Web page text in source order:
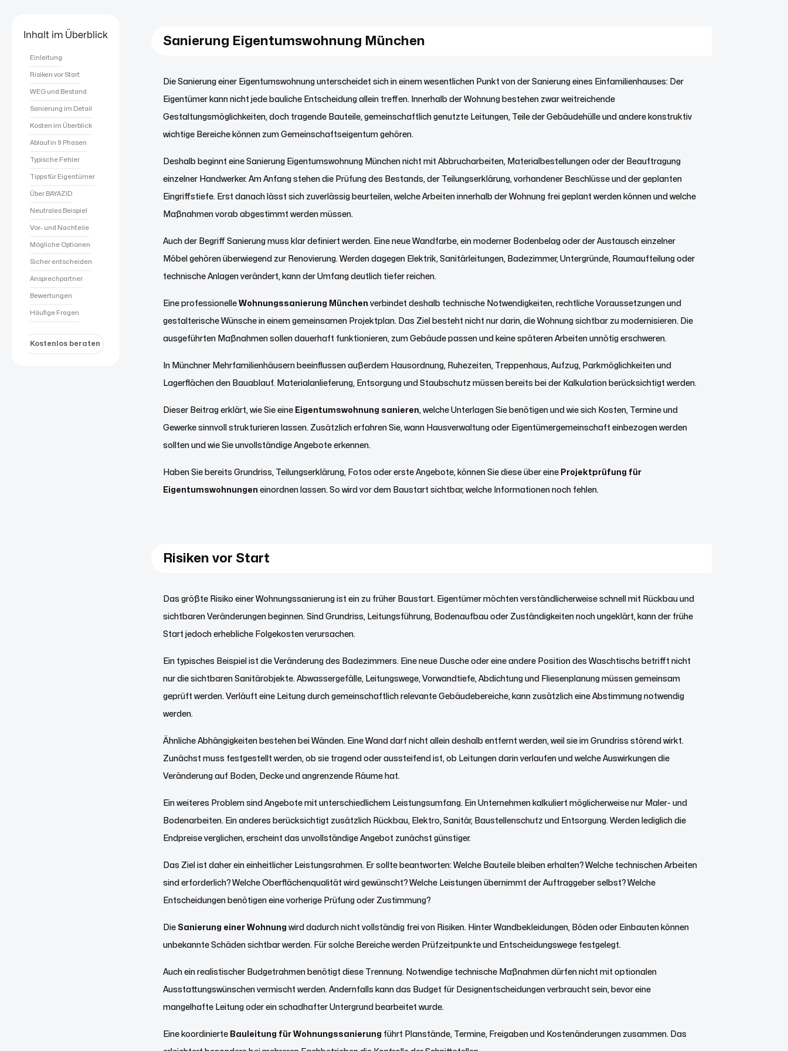
Inhalt im Überblick
Einleitung
Risiken vor Start
WEG und Bestand
Sanierung im Detail
Kosten im Überblick
Ablauf in 9 Phasen
Typische Fehler
Tipps für Eigentümer
Über BAYAZID
Neutrales Beispiel
Vor- und Nachteile
Mögliche Optionen
Sicher entscheiden
Ansprechpartner
Bewertungen
Häufige Fragen
Kostenlos beraten
Sanierung Eigentumswohnung München
Die Sanierung einer Eigentumswohnung unterscheidet sich in einem wesentlichen Punkt von der Sanierung eines Einfamilienhauses: Der
Eigentümer kann nicht jede bauliche Entscheidung allein treffen. Innerhalb der Wohnung bestehen zwar weitreichende
Gestaltungsmöglichkeiten, doch tragende Bauteile, gemeinschaftlich genutzte Leitungen, Teile der Gebäudehülle und andere konstruktiv
wichtige Bereiche können zum Gemeinschaftseigentum gehören.
Deshalb beginnt eine Sanierung Eigentumswohnung München nicht mit Abbrucharbeiten, Materialbestellungen oder der Beauftragung
einzelner Handwerker. Am Anfang stehen die Prüfung des Bestands, der Teilungserklärung, vorhandener Beschlüsse und der geplanten
Eingriffstiefe. Erst danach lässt sich zuverlässig beurteilen, welche Arbeiten innerhalb der Wohnung frei geplant werden können und welche
Maßnahmen vorab abgestimmt werden müssen.
Auch der Begriff Sanierung muss klar definiert werden. Eine neue Wandfarbe, ein moderner Bodenbelag oder der Austausch einzelner
Möbel gehören überwiegend zur Renovierung. Werden dagegen Elektrik, Sanitärleitungen, Badezimmer, Untergründe, Raumaufteilung oder
technische Anlagen verändert, kann der Umfang deutlich tiefer reichen.
Eine professionelle Wohnungssanierung München verbindet deshalb technische Notwendigkeiten, rechtliche Voraussetzungen und
gestalterische Wünsche in einem gemeinsamen Projektplan. Das Ziel besteht nicht nur darin, die Wohnung sichtbar zu modernisieren. Die
ausgeführten Maßnahmen sollen dauerhaft funktionieren, zum Gebäude passen und keine späteren Arbeiten unnötig erschweren.
In Münchner Mehrfamilienhäusern beeinflussen außerdem Hausordnung, Ruhezeiten, Treppenhaus, Aufzug, Parkmöglichkeiten und
Lagerflächen den Bauablauf. Materialanlieferung, Entsorgung und Staubschutz müssen bereits bei der Kalkulation berücksichtigt werden.
Dieser Beitrag erklärt, wie Sie eine Eigentumswohnung sanieren, welche Unterlagen Sie benötigen und wie sich Kosten, Termine und
Gewerke sinnvoll strukturieren lassen. Zusätzlich erfahren Sie, wann Hausverwaltung oder Eigentümergemeinschaft einbezogen werden
sollten und wie Sie unvollständige Angebote erkennen.
Haben Sie bereits Grundriss, Teilungserklärung, Fotos oder erste Angebote, können Sie diese über eine Projektprüfung für
Eigentumswohnungen einordnen lassen. So wird vor dem Baustart sichtbar, welche Informationen noch fehlen.
Risiken vor Start
Das größte Risiko einer Wohnungssanierung ist ein zu früher Baustart. Eigentümer möchten verständlicherweise schnell mit Rückbau und
sichtbaren Veränderungen beginnen. Sind Grundriss, Leitungsführung, Bodenaufbau oder Zuständigkeiten noch ungeklärt, kann der frühe
Start jedoch erhebliche Folgekosten verursachen.
Ein typisches Beispiel ist die Veränderung des Badezimmers. Eine neue Dusche oder eine andere Position des Waschtischs betrifft nicht
nur die sichtbaren Sanitärobjekte. Abwassergefälle, Leitungswege, Vorwandtiefe, Abdichtung und Fliesenplanung müssen gemeinsam
geprüft werden. Verläuft eine Leitung durch gemeinschaftlich relevante Gebäudebereiche, kann zusätzlich eine Abstimmung notwendig
werden.
Ähnliche Abhängigkeiten bestehen bei Wänden. Eine Wand darf nicht allein deshalb entfernt werden, weil sie im Grundriss störend wirkt.
Zunächst muss festgestellt werden, ob sie tragend oder aussteifend ist, ob Leitungen darin verlaufen und welche Auswirkungen die
Veränderung auf Boden, Decke und angrenzende Räume hat.
Ein weiteres Problem sind Angebote mit unterschiedlichem Leistungsumfang. Ein Unternehmen kalkuliert möglicherweise nur Maler- und
Bodenarbeiten. Ein anderes berücksichtigt zusätzlich Rückbau, Elektro, Sanitär, Baustellenschutz und Entsorgung. Werden lediglich die
Endpreise verglichen, erscheint das unvollständige Angebot zunächst günstiger.
Das Ziel ist daher ein einheitlicher Leistungsrahmen. Er sollte beantworten: Welche Bauteile bleiben erhalten? Welche technischen Arbeiten
sind erforderlich? Welche Oberflächenqualität wird gewünscht? Welche Leistungen übernimmt der Auftraggeber selbst? Welche
Entscheidungen benötigen eine vorherige Prüfung oder Zustimmung?
Die Sanierung einer Wohnung wird dadurch nicht vollständig frei von Risiken. Hinter Wandbekleidungen, Böden oder Einbauten können
unbekannte Schäden sichtbar werden. Für solche Bereiche werden Prüfzeitpunkte und Entscheidungswege festgelegt.
Auch ein realistischer Budgetrahmen benötigt diese Trennung. Notwendige technische Maßnahmen dürfen nicht mit optionalen
Ausstattungswünschen vermischt werden. Andernfalls kann das Budget für Designentscheidungen verbraucht sein, bevor eine
mangelhafte Leitung oder ein schadhafter Untergrund bearbeitet wurde.
Eine koordinierte Bauleitung für Wohnungssanierung führt Planstände, Termine, Freigaben und Kostenänderungen zusammen. Das